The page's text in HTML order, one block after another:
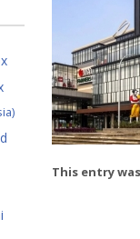
This entry